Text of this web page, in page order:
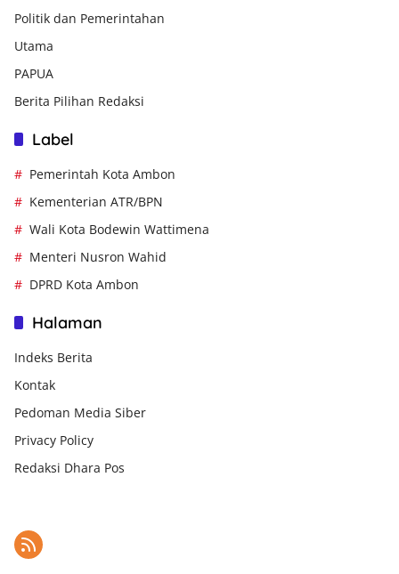
Politik dan Pemerintahan
Utama
PAPUA
Berita Pilihan Redaksi
Label
Pemerintah Kota Ambon
Kementerian ATR/BPN
Wali Kota Bodewin Wattimena
Menteri Nusron Wahid
DPRD Kota Ambon
Halaman
Indeks Berita
Kontak
Pedoman Media Siber
Privacy Policy
Redaksi Dhara Pos